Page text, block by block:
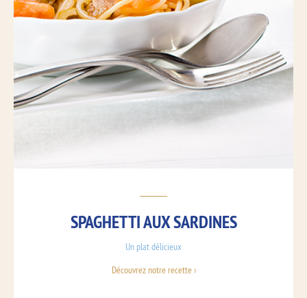
SPAGHETTI AUX SARDINES
Un plat délicieux
Découvrez notre recette ›